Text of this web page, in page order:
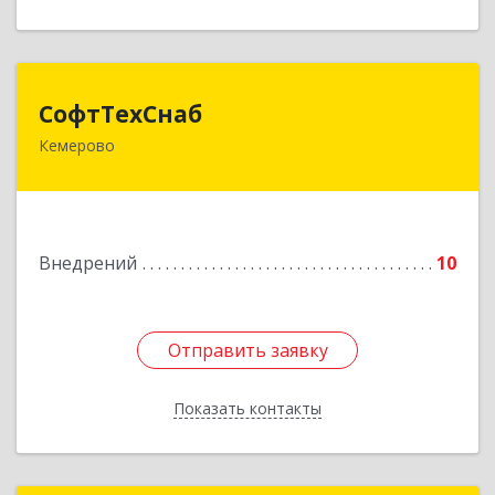
СофтТехСнаб
Кемерово
Внедрений 10
Отправить заявку
Показать контакты
Отправить заявку
Назад